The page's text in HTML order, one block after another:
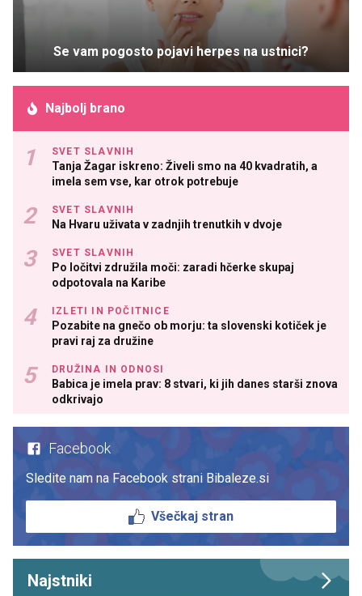
Se vam pogosto pojavi herpes na ustnici?
Najbolj brano
SVET SLAVNIH
Tanja Žagar iskreno: Živeli smo na 40 kvadratih, a
imela sem vse, kar otrok potrebuje
SVET SLAVNIH
Na Hvaru uživata v zadnjih trenutkih v dvoje
SVET SLAVNIH
Po ločitvi združila moči: zaradi hčerke skupaj
odpotovala na Karibe
IZLETI IN POČITNICE
Pozabite na gnečo ob morju: ta slovenski kotiček je
pravi raj za družine
DRUŽINA IN ODNOSI
Babica je imela prav: 8 stvari, ki jih danes starši znova
odkrivajo
Facebook
Sledite nam na Facebook strani Bibaleze.si
Všečkaj stran
Najstniki